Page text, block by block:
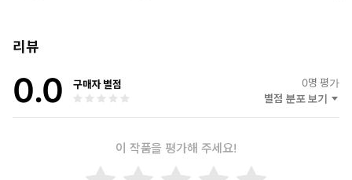
리뷰
0.0 구매자 별점 0명 평가
별점 분포 보기
이 작품을 평가해 주세요!